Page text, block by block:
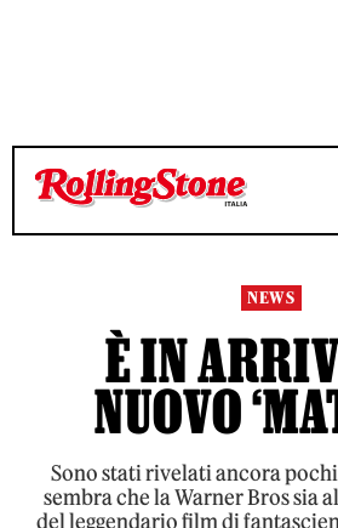
TEMPO DI LETTURA 4 MINUTI
TEMPO DI LETTURA 4 MINUTI
NEWS
È IN
NUOVO
Sono stati rivelati ancora
sembra che la Warner Bros sia
del leggendario film di